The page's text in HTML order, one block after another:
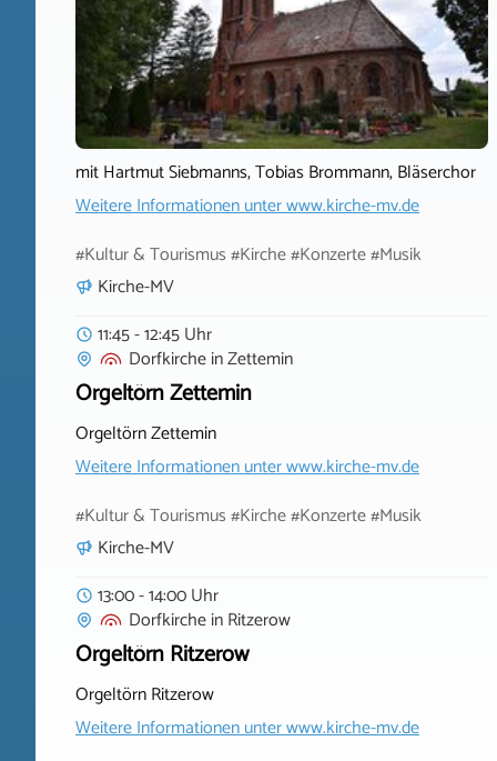
mit Hartmut Siebmanns, Tobias Brommann, Bläserchor
Weitere Informationen unterwww.kirche-mv.de
#Kultur & Tourismus #Kirche #Konzerte #Musik
Kirche-MV
11:45 - 12:45 Uhr
DorfkircheinZettemin
Orgeltörn Zettemin
Orgeltörn Zettemin
Weitere Informationen unterwww.kirche-mv.de
#Kultur & Tourismus #Kirche #Konzerte #Musik
Kirche-MV
13:00 - 14:00 Uhr
DorfkircheinRitzerow
Orgeltörn Ritzerow
Orgeltörn Ritzerow
Weitere Informationen unterwww.kirche-mv.de